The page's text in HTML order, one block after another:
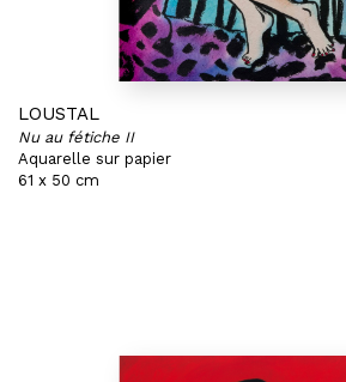
LOUSTAL
Nu au fétiche II
Aquarelle sur papier
61 x 50 cm